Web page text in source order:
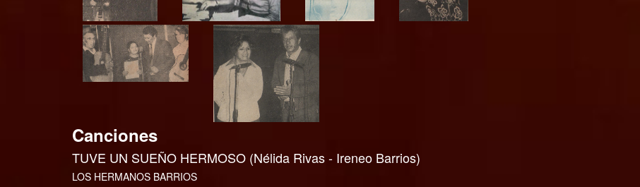
Canciones
TUVE UN SUEÑO HERMOSO (Nélida Rivas - Ireneo Barrios)
LOS HERMANOS BARRIOS